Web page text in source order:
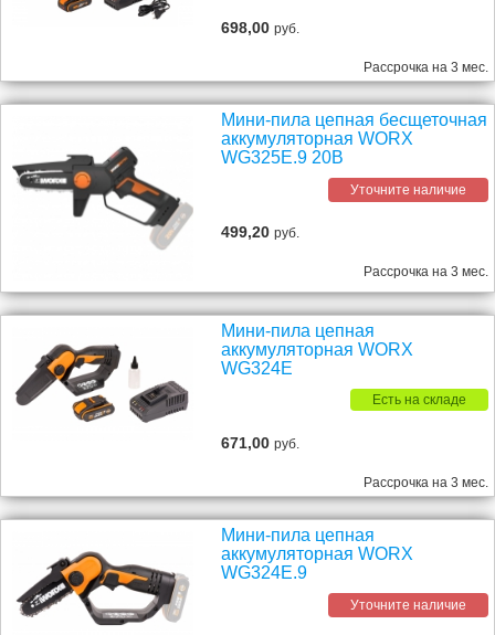
698,00руб.
Рассрочка на 3 мес.
Мини-пила цепная бесщеточная
аккумуляторная WORX
WG325E.9 20В
Уточните наличие
499,20руб.
Рассрочка на 3 мес.
Мини-пила цепная
аккумуляторная WORX
WG324E
Есть на складе
671,00руб.
Рассрочка на 3 мес.
Мини-пила цепная
аккумуляторная WORX
WG324E.9
Уточните наличие